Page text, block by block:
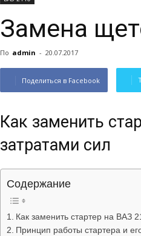
Замена
По admin - 20.07.2017
Поделиться в Facebook
Как заменить
затратами сил
Содержание
Как заменить стартер на ВАЗ
Принцип работы стартера и